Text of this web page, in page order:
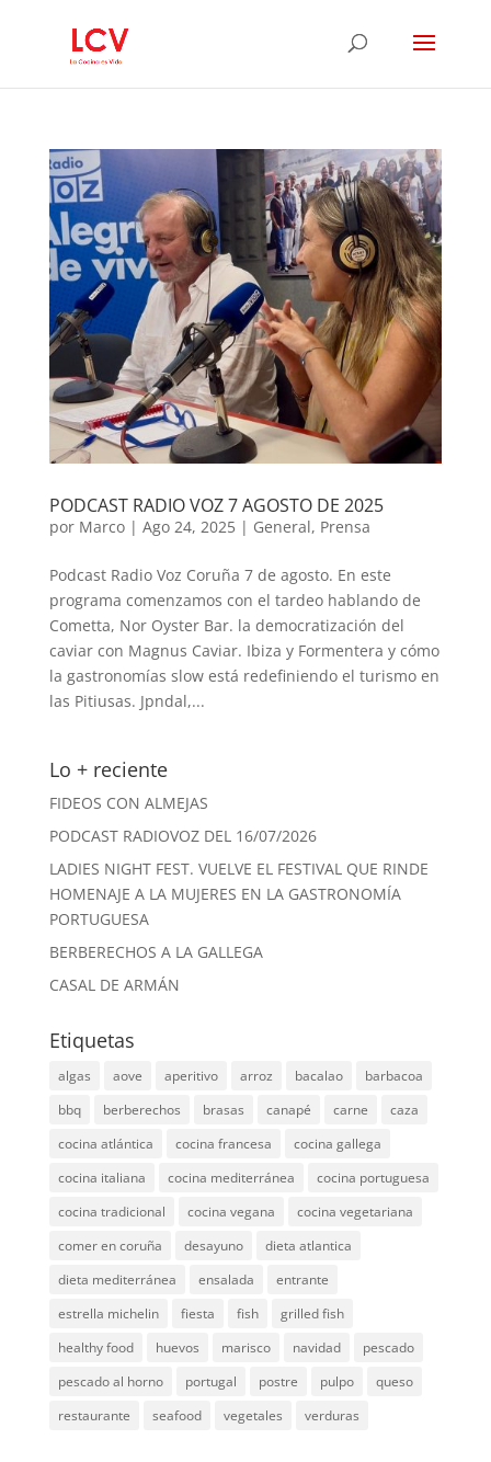
PODCAST RADIO VOZ 7 AGOSTO DE 2025
por Marco| Ago 24, 2025| General, Prensa
Podcast Radio Voz Coruña 7 de agosto. En este
programa comenzamos con el tardeo hablando de
Cometta, Nor Oyster Bar. la democratización del
caviar con Magnus Caviar. Ibiza y Formentera y cómo
la gastronomías slow está redefiniendo el turismo en
las Pitiusas. Jpndal,...
Lo + reciente
FIDEOS CON ALMEJAS
PODCAST RADIOVOZ DEL 16/07/2026
LADIES NIGHT FEST. VUELVE EL FESTIVAL QUE RINDE
HOMENAJE A LA MUJERES EN LA GASTRONOMÍA
PORTUGUESA
BERBERECHOS A LA GALLEGA
CASAL DE ARMÁN
Etiquetas
algas aove aperitivo arroz bacalao
barbacoa
bbq
berberechos brasas canapé carne
caza
cocina atlántica
cocina francesa
cocina gallega
cocina italiana
cocina mediterránea
cocina portuguesa
cocina tradicional
cocina vegana
cocina vegetariana
comer en coruña
desayuno
dieta atlantica
dieta mediterránea
ensalada
entrante
estrella michelin
fiesta fish
grilled fish
healthy food
huevos marisco navidad
pescado
pescado al horno
portugal postre pulpo
queso
restaurante
seafood vegetales verduras